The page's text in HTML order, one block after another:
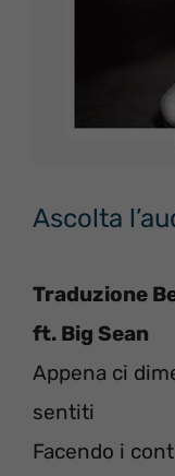
Ascolta
Traduzione
ft. Big Sean
Appena ci
sentiti
Facendo i